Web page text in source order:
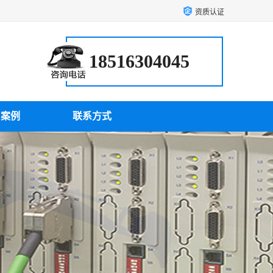
资质认证
18516304045
例 联系方式